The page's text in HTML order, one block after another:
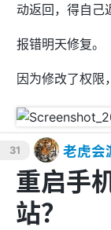
动返回，得自己
报错明天修复。
因为修改了权限
31 老虎会
重启手
站？